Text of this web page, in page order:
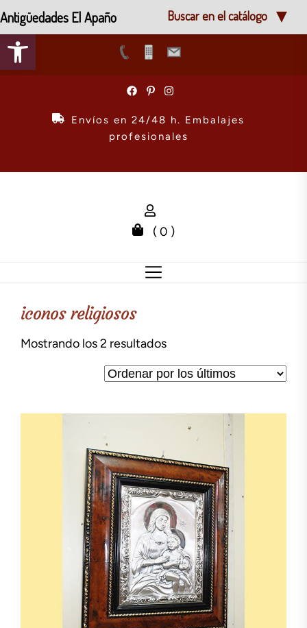
Abrir barra de herramientas
Envíos en 24/48 h. Embalajes
profesionales
( 0 )
iconos religiosos
Mostrando los 2 resultadosOrdenado
los
Antigüedades El Apaño Buscar en el catálogo